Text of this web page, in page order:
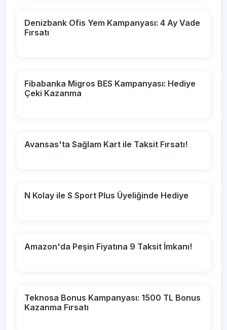
Denizbank Ofis Yem Kampanyası: 4 Ay Vade
Fırsatı
Fibabanka Migros BES Kampanyası: Hediye
Çeki Kazanma
Avansas'ta Sağlam Kart ile Taksit Fırsatı!
N Kolay ile S Sport Plus Üyeliğinde Hediye
Amazon'da Peşin Fiyatına 9 Taksit İmkanı!
Teknosa Bonus Kampanyası: 1500 TL Bonus
Kazanma Fırsatı